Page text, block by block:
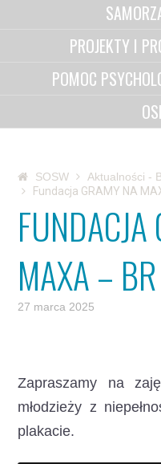
PROJEKTY I
POMOC
SOSW
Aktualności -
Fundacja GRAMY NA
MAXA – BR
27 marca 2025
Zapraszamy na
młodzieży z
plakacie.